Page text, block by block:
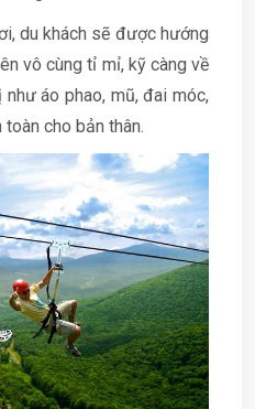
du khách sẽ được hướng
vô cùng tỉ mỉ, kỹ càng về
áo phao, mũ, đai móc,
cho bản thân.